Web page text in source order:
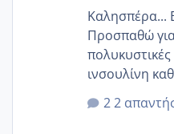
Καλησπέρα...
Προσπαθώ για
ινσουλίνη
κιλά
δεν χάνω εύκολα! Προσπαθώ
2